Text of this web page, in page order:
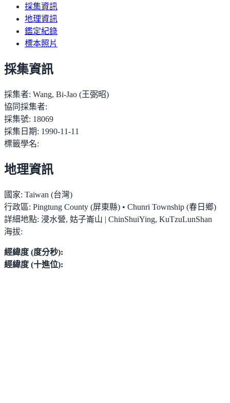
採集資訊
地理資訊
鑑定紀錄
標本照片
採集資訊
採集者: Wang, Bi-Jao (王弼昭)
協同採集者:
採集號: 18069
採集日期: 1990-11-11
標籤學名:
地理資訊
國家: Taiwan (台灣)
行政區: Pingtung County (屏東縣) • Chunri Township (春日鄉)
詳細地點: 浸水營, 姑子崙山 | ChinShuiYing, KuTzuLunShan
海拔:
經緯度 (度分秒):
經緯度 (十進位):